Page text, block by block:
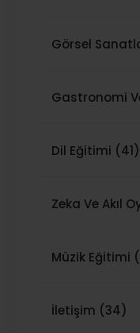
Görsel
Gastronomi
Dil Eğitimi (41)
Zeka Ve Akıl
Müzik Eğitimi
İletişim (34)